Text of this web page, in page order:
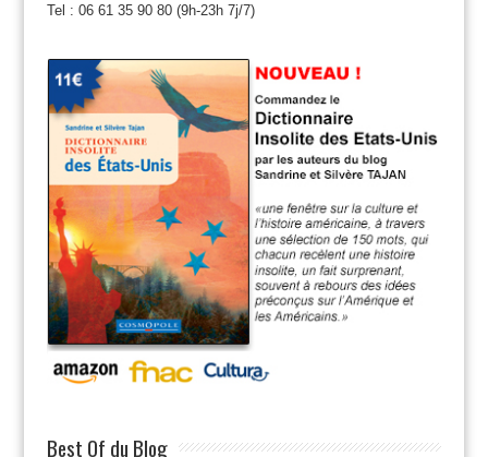
Tel : 06 61 35 90 80 (9h-23h 7j/7)
Best Of du Blog